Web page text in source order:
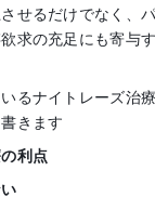
せるだけでなく、
求の充足にも寄与
るナイトレーズ治
きます
利点